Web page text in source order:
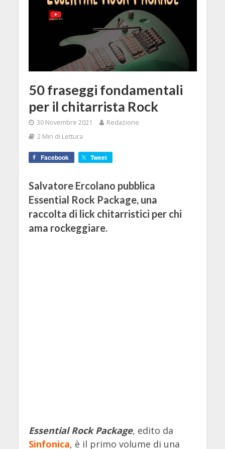
50 fraseggi fondamentali
per il chitarrista Rock
30 Novembre 2021
Redazione
2 Min di Lettura
Facebook Tweet
Salvatore Ercolano pubblica
Essential Rock Package, una
raccolta di lick chitarristici per chi
ama rockeggiare.
Essential Rock Package, edito da
Sinfonica, è il primo volume di una